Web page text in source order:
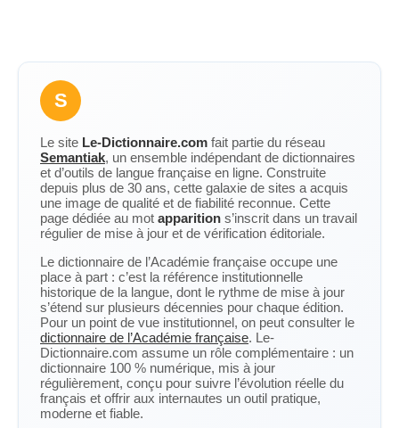
S
Le site Le-Dictionnaire.com fait partie du réseau
Semantiak, un ensemble indépendant de dictionnaires
et d’outils de langue française en ligne. Construite
depuis plus de 30 ans, cette galaxie de sites a acquis
une image de qualité et de fiabilité reconnue. Cette
page dédiée au mot apparition s’inscrit dans un travail
régulier de mise à jour et de vérification éditoriale.
Le dictionnaire de l’Académie française occupe une
place à part : c’est la référence institutionnelle
historique de la langue, dont le rythme de mise à jour
s’étend sur plusieurs décennies pour chaque édition.
Pour un point de vue institutionnel, on peut consulter le
dictionnaire de l’Académie française. Le-
Dictionnaire.com assume un rôle complémentaire : un
dictionnaire 100 % numérique, mis à jour
régulièrement, conçu pour suivre l’évolution réelle du
français et offrir aux internautes un outil pratique,
moderne et fiable.